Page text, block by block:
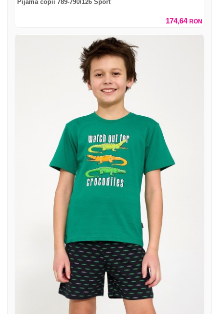
Pijama copii 789-790/126 Sport
174,64 RON